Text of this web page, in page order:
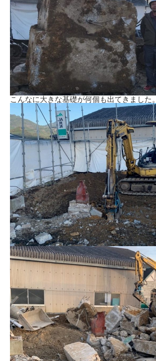
こんなに大きな基礎が何個も出てきました。